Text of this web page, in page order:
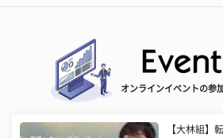
オンラインイベントの参
【大林組】